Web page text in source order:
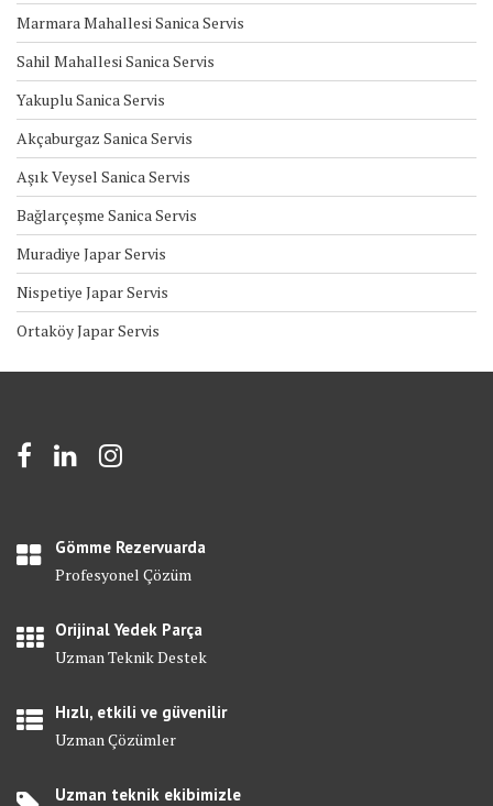
Marmara Mahallesi Sanica Servis
Sahil Mahallesi Sanica Servis
Yakuplu Sanica Servis
Akçaburgaz Sanica Servis
Aşık Veysel Sanica Servis
Bağlarçeşme Sanica Servis
Muradiye Japar Servis
Nispetiye Japar Servis
Ortaköy Japar Servis
Gömme Rezervuarda
Profesyonel Çözüm
Orijinal Yedek Parça
Uzman Teknik Destek
Hızlı, etkili ve güvenilir
Uzman Çözümler
Uzman teknik ekibimizle